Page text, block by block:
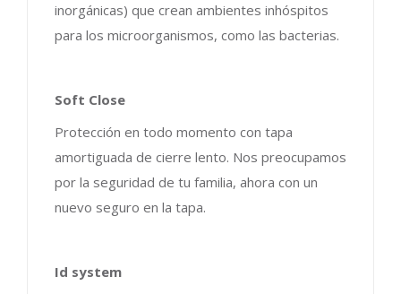
inorgánicas) que crean ambientes inhóspitos
para los microorganismos, como las bacterias.
Soft Close
Protección en todo momento con tapa
amortiguada de cierre lento. Nos preocupamos
por la seguridad de tu familia, ahora con un
nuevo seguro en la tapa.
Id system